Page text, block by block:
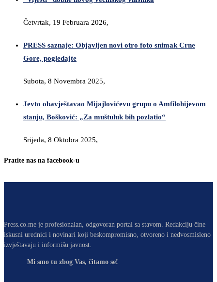
Četvrtak, 19 Februara 2026,
PRESS saznaje: Objavljen novi otro foto snimak Crne
Gore, pogledajte
Subota, 8 Novembra 2025,
Jevto obavještavao Mijajlovićevu grupu o Amfilohijevom
stanju, Bošković: „Za muštuluk bih pozlatio“
Srijeda, 8 Oktobra 2025,
Pratite nas na facebook-u
Press.co.me je profesionalan, odgovoran portal sa stavom. Redakciju čine
iskusni urednici i novinari koji beskompromisno, otvoreno i nedvosmisleno
izvještavaju i informišu javnost.
Mi smo tu zbog Vas, čitamo se!